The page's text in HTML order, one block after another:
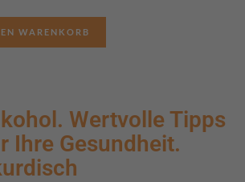
Wertvolle Tipps
Ihre Gesundheit.